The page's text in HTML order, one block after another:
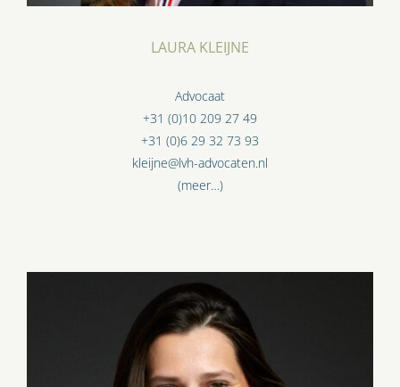
LAURA KLEIJNE
Advocaat
+31 (0)10 209 27 49
+31 (0)6 29 32 73 93
kleijne@lvh-advocaten.nl
(meer…)